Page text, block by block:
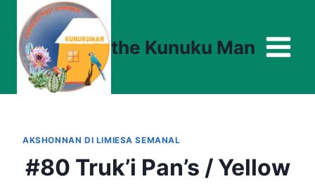
content
the Kunuku Man
AKSHONNAN DI LIMIESA SEMANAL
#80 Truk’i Pan’s / Yellow